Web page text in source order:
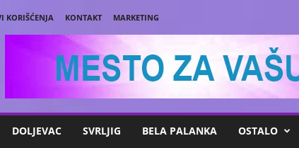
KORIŠĆENJA KONTAKT
MARKETING
DOLJEVAC SVRLJIG BELA PALANKA OSTALO